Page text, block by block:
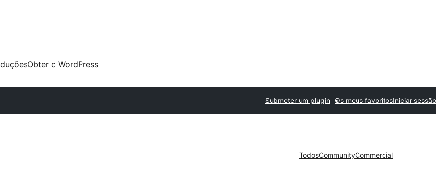
Obter o WordPress
Submeter um plugin Os meus favoritosIniciar sessão
TodosCommunityCommercial